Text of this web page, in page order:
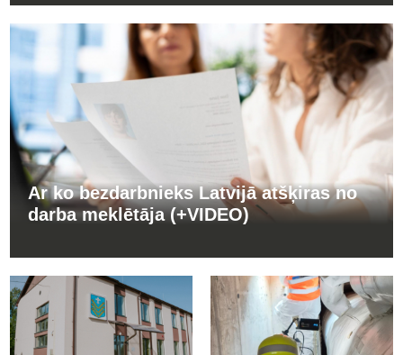
Ar ko bezdarbnieks Latvijā atšķiras no
darba meklētāja (+VIDEO)